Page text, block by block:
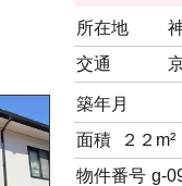
所在地
交通
築年月
面積
２２m²
物件番号 g-